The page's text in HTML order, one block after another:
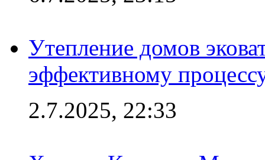
Утепление домов
эффективному
2.7.2025, 22:33